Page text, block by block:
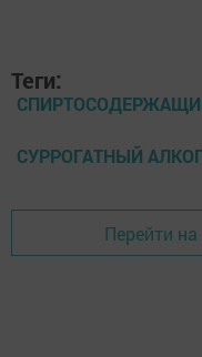
Теги:
СУРРОГАТНЫЙ
Перейти